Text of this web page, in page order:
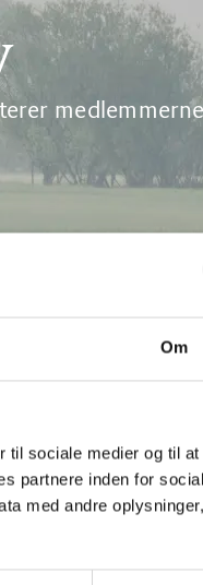
Om
til sociale medier og til
partnere inden for
med andre
medlemmerne